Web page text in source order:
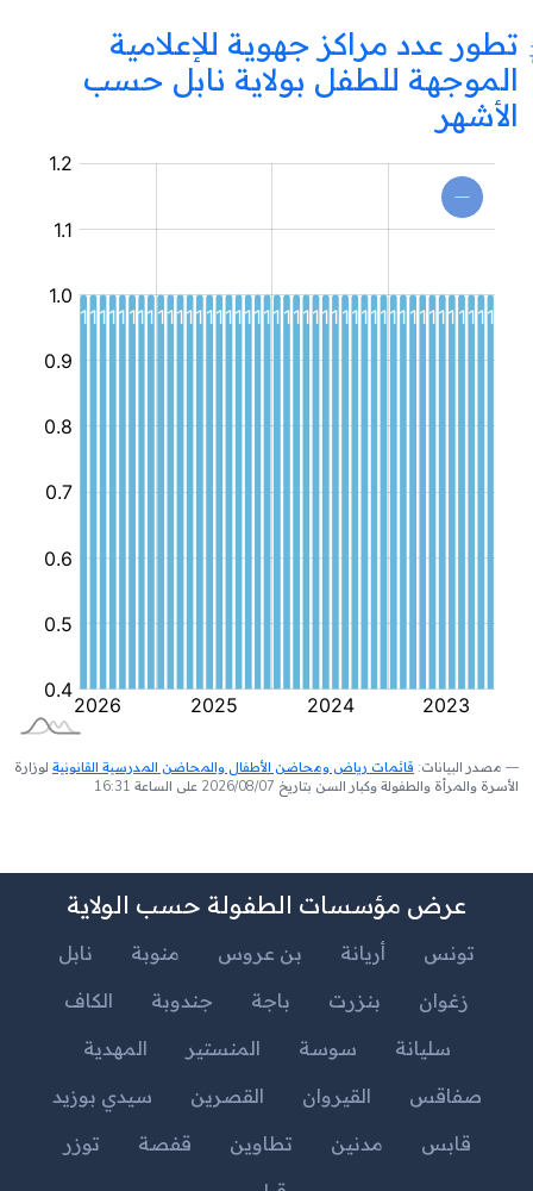
تطور عدد مراكز جهوية للإعلامية
الموجهة للطفل بولاية نابل حسب
الأشهر
مركز
الموجهة
مصدر البيانات: قائمات رياض ومحاضن الأطفال والمحاضن المدرسية القانونية لوزارة
الأسرة والمرأة والطفولة وكبار السن بتاريخ 2026/08/07 على الساعة 16:31
عرض مؤسسات الطفولة حسب الولاية
تونس أريانة بن عروس منوبة
نابل
زغوان
بنزرت باجة جندوبة
الكاف
سليانة
سوسة المنستير
المهدية
صفاقس
القيروان القصرين
سيدي بوزيد
قابس
مدنين تطاوين قفصة
توزر